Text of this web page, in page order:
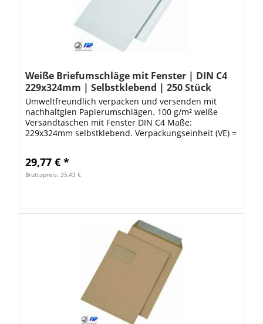
Weiße Briefumschläge mit Fenster | DIN C4
229x324mm | Selbstklebend | 250 Stück
Umweltfreundlich verpacken und versenden mit
nachhaltgien Papierumschlägen. 100 g/m² weiße
Versandtaschen mit Fenster DIN C4 Maße:
229x324mm selbstklebend. Verpackungseinheit (VE) =
29,77 € *
Bruttopreis: 35,43 €